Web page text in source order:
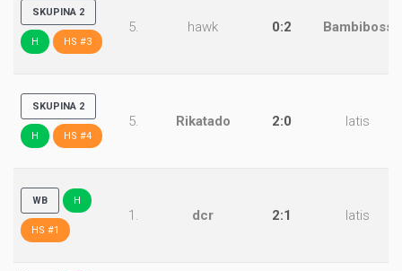
SKUPINA 2
H HS #3
5. hawk 0:2 Bambiboss
SKUPINA 2
H HS #4
5. Rikatado 2:0 latis
WB H
HS #1
1. dcr 2:1 latis